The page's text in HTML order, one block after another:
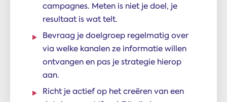
campagnes. Meten is niet je doel, je
resultaat is wat telt.
Bevraag je doelgroep regelmatig over
via welke kanalen ze informatie willen
ontvangen en pas je strategie hierop
aan.
Richt je actief op het creëren van een